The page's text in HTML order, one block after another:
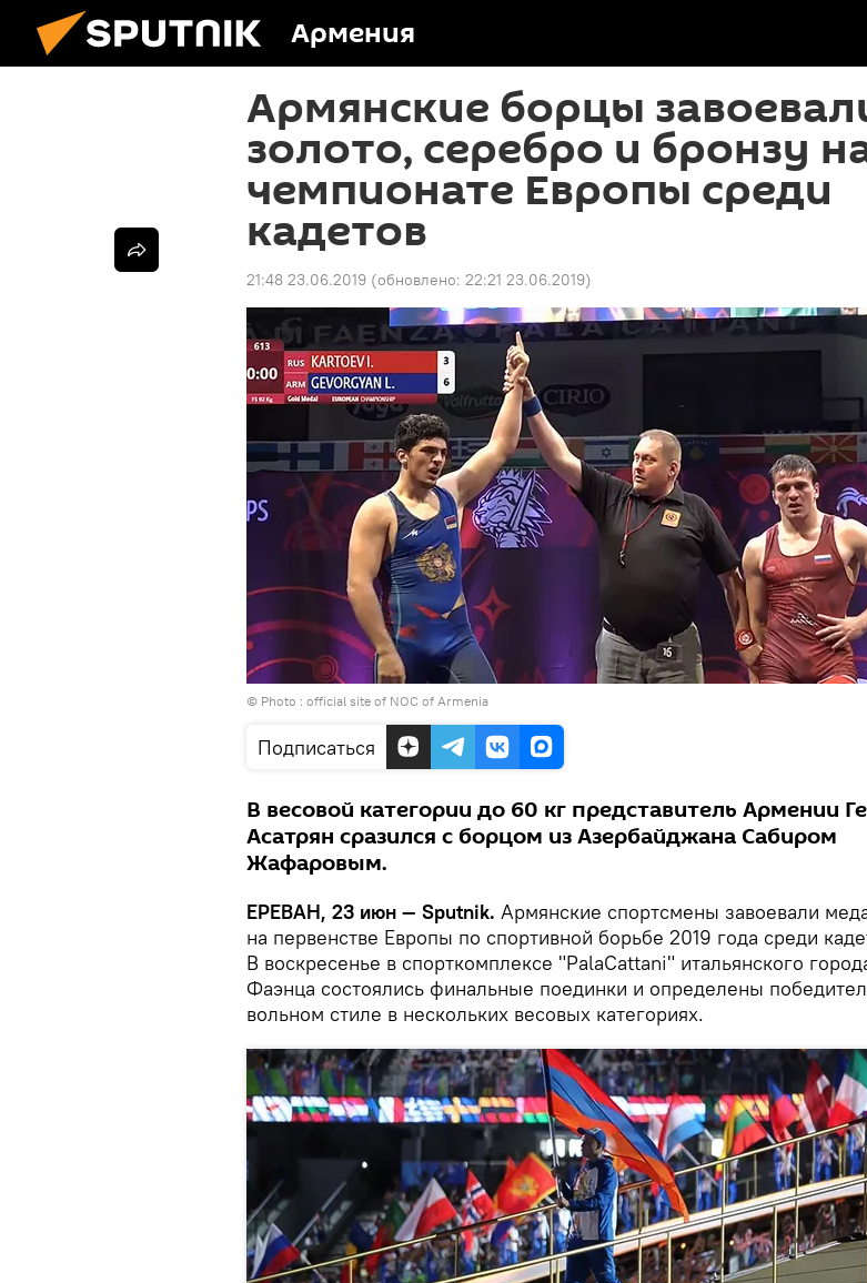
Армения
Армянские борцы
золото, серебро и бронзу
чемпионате Европы среди
кадетов
21:48 23.06.2019 (обновлено: 22:21 23.06.2019)
© Photo : official site of NOC of Armenia
Подписаться
В весовой категории до 60 кг представитель Армении
Асатрян сразился с борцом из Азербайджана Сабиром
Жафаровым.
ЕРЕВАН, 23 июн — Sputnik. Армянские спортсмены завоевали
на первенстве Европы по спортивной борьбе 2019 года среди
В воскресенье в спорткомплексе "PalaCattani" итальянского
Фаэнца состоялись финальные поединки и определены
вольном стиле в нескольких весовых категориях.